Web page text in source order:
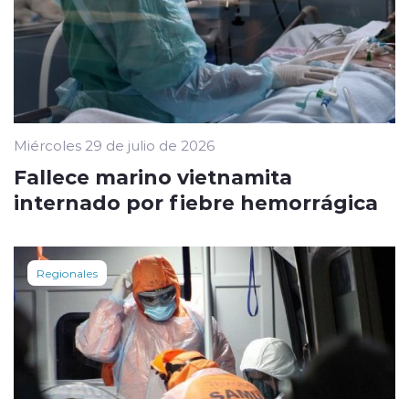
Miércoles 29 de julio de 2026
Fallece marino vietnamita
internado por fiebre hemorrágica
Regionales